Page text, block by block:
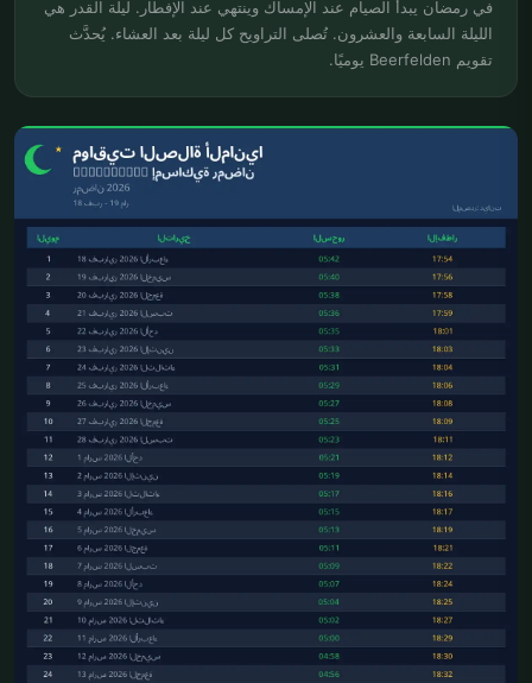
في رمضان يبدأ الصيام عند الإمساك وينتهي عند الإفطار. ليلة القدر هي
الليلة السابعة والعشرون. تُصلى التراويح كل ليلة بعد العشاء. يُحدَّث
تقويم Beerfelden يوميًا.